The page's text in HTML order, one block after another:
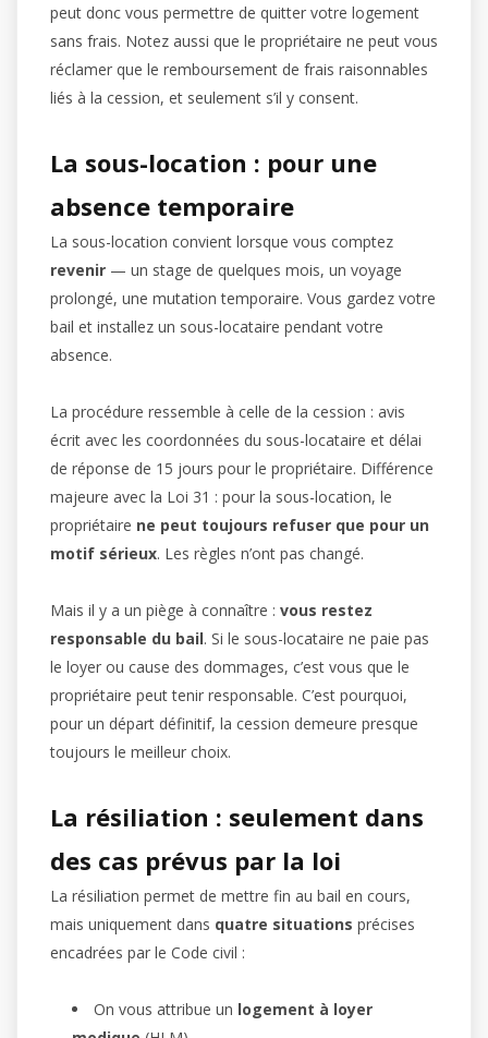
peut donc vous permettre de quitter votre logement
sans frais. Notez aussi que le propriétaire ne peut vous
réclamer que le remboursement de frais raisonnables
liés à la cession, et seulement s’il y consent.
La sous-location : pour une
absence temporaire
La sous-location convient lorsque vous comptez
revenir — un stage de quelques mois, un voyage
prolongé, une mutation temporaire. Vous gardez votre
bail et installez un sous-locataire pendant votre
absence.
La procédure ressemble à celle de la cession : avis
écrit avec les coordonnées du sous-locataire et délai
de réponse de 15 jours pour le propriétaire. Différence
majeure avec la Loi 31 : pour la sous-location, le
propriétaire ne peut toujours refuser que pour un
motif sérieux. Les règles n’ont pas changé.
Mais il y a un piège à connaître : vous restez
responsable du bail. Si le sous-locataire ne paie pas
le loyer ou cause des dommages, c’est vous que le
propriétaire peut tenir responsable. C’est pourquoi,
pour un départ définitif, la cession demeure presque
toujours le meilleur choix.
La résiliation : seulement dans
des cas prévus par la loi
La résiliation permet de mettre fin au bail en cours,
mais uniquement dans quatre situations précises
encadrées par le Code civil :
On vous attribue un logement à loyer